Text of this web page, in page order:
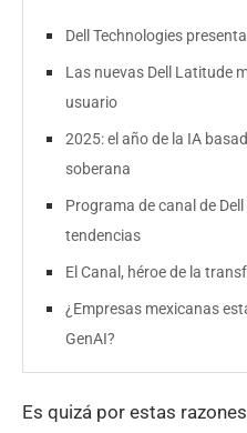
Dell Technologies
Las nuevas Dell Latitude
usuario
2025: el año de la IA
soberana
Programa de canal de
tendencias
El Canal, héroe de la
¿Empresas mexicanas
GenAI?
Es quizá por estas